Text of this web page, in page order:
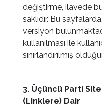
değiştirme, ilavede
saklıdır. Bu
versiyon
kullanılması ile
sınırlandırılmış
3. Üçüncü Parti
(Linklere) Dair